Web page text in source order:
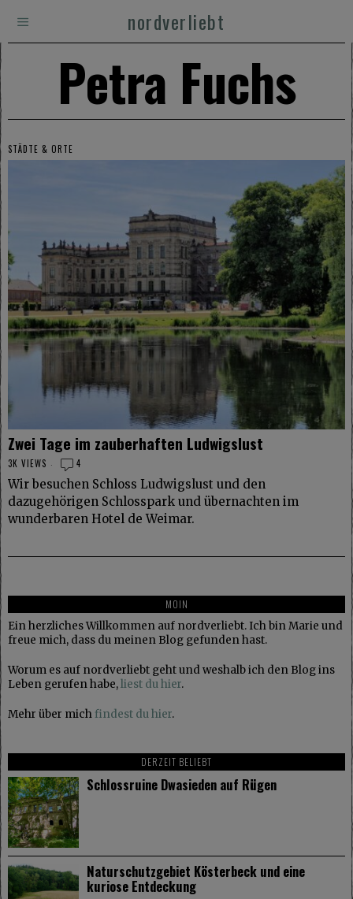
nordverliebt
Petra Fuchs
STÄDTE & ORTE
Zwei Tage im zauberhaften Ludwigslust
3K VIEWS 4
Wir besuchen Schloss Ludwigslust und den
dazugehörigen Schlosspark und übernachten im
wunderbaren Hotel de Weimar.
MOIN
Ein herzliches Willkommen auf nordverliebt. Ich bin Marie und
freue mich, dass du meinen Blog gefunden hast.
Worum es auf nordverliebt geht und weshalb ich den Blog ins
Leben gerufen habe,liest du hier.
Mehr über michfindest du hier.
DERZEIT BELIEBT
Schlossruine Dwasieden auf Rügen
Naturschutzgebiet Kösterbeck und eine
kuriose Entdeckung